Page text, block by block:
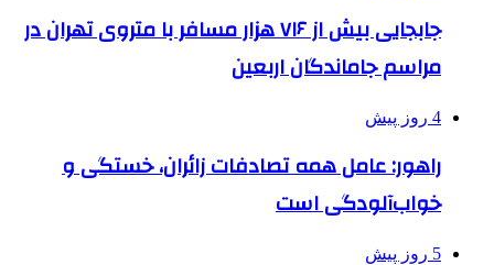
جابجایی بیش از ۷۱۶ هزار مسافر با متروی تهران در
مراسم جاماندگان اربعین
4 روز پیش
راهور: عامل همه تصادفات زائران، خستگی و
خواب‌آلودگی است
5 روز پیش